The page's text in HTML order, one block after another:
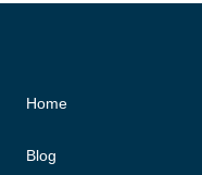
Home
Blog